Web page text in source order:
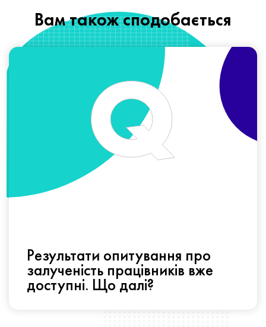
Вам також сподобається
Результати опитування про
залученість працівників вже
доступні. Що далі?